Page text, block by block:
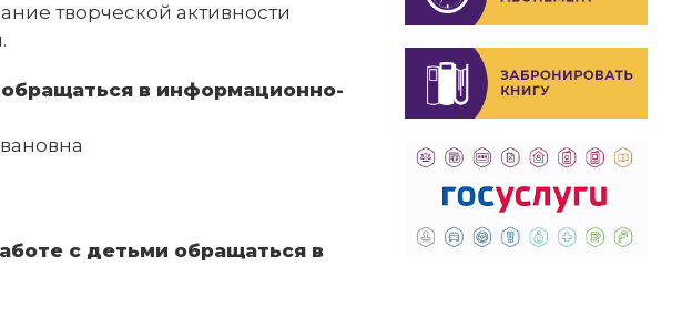
творческой активности
в информационно-
с детьми обращаться в